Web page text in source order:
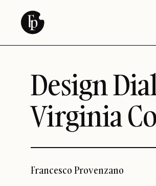
contenuto
Design
Virginia
Francesco Provenzano